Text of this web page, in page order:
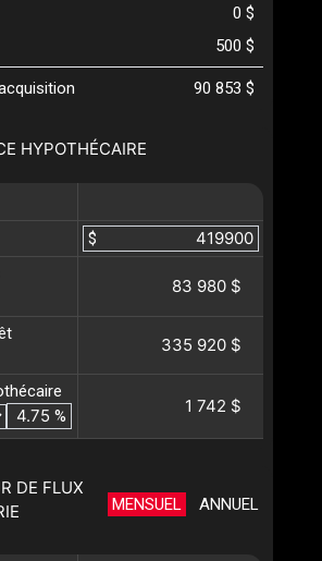
HYPOTHÉCAIRE
$
83 980 $
335 920 $
%
1 742 $
DE FLUX
MENSUEL ANNUEL
0 $
500 $
90 853 $